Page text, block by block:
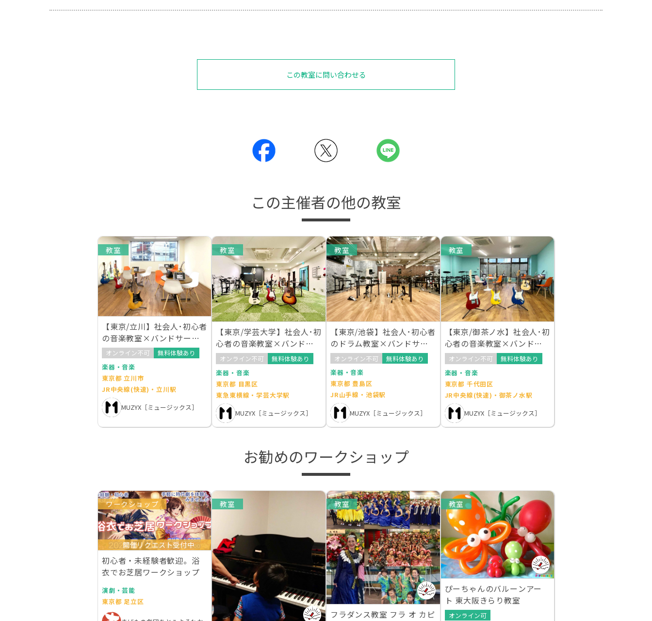
この教室に問い合わせる
この主催者の他の教室
教室
【東京/立川】社会人･初心者
の音楽教室×バンドサーク
ルが誕生
オンライン不可
無料体験あり
楽器・音楽
東京都 立川市
JR中央線(快速)・立川駅
MUZYX［ミュージックス］
教室
【東京/学芸大学】社会人･初
心者の音楽教室×バンドサ
ークルが誕生
オンライン不可
無料体験あり
楽器・音楽
東京都 目黒区
東急東横線・学芸大学駅
MUZYX［ミュージックス］
教室
【東京/池袋】社会人･初心者
のドラム教室×バンドサー
クルが誕生
オンライン不可
無料体験あり
楽器・音楽
東京都 豊島区
JR山手線・池袋駅
MUZYX［ミュージックス］
教室
【東京/御茶ノ水】社会人･初
心者の音楽教室×バンドサ
ークルが誕生
オンライン不可
無料体験あり
楽器・音楽
東京都 千代田区
JR中央線(快速)・御茶ノ水駅
MUZYX［ミュージックス］
お勧めのワークショップ
ワークショップ
開催リクエスト受付中
初心者・未経験者歓迎。浴
衣でお芝居ワークショップ
演劇・芸能
東京都 足立区
教室 教室
フラダンス教室 フラ オ カピ
教室
ぴーちゃんのバルーンアー
ト 東大阪きらり教室
オンライン可